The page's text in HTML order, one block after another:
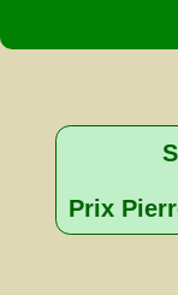
Prix